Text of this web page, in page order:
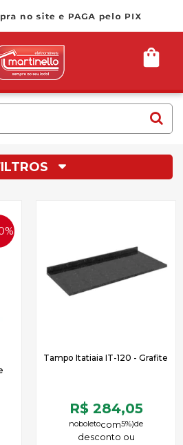
Tampo Itatiaia IT-120 - Grafite
R$ 284,05
de
5%)
noboleto